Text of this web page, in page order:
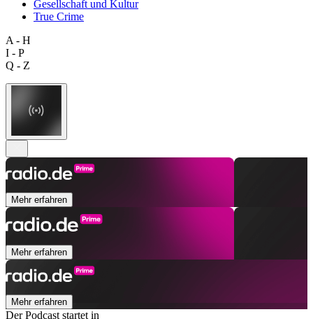
Gesellschaft und Kultur
True Crime
A - H
I - P
Q - Z
Mehr erfahren
Mehr erfahren
Mehr erfahren
Der Podcast startet in